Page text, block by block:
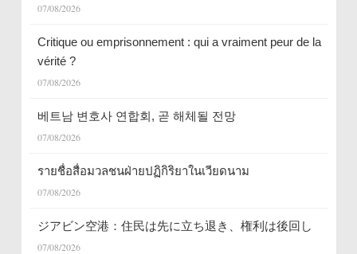
07/08/2026
Critique ou emprisonnement : qui a vraiment peur de la
vérité ?
07/08/2026
베트남 변호사 연합회, 곧 해체될 전망
07/08/2026
รายชื่อสื่อมวลชนฝ่ายปฏิกิริยาในเวียดนาม
07/08/2026
ジアビン空港：住民は先に立ち退き、権利は後回し
07/08/2026